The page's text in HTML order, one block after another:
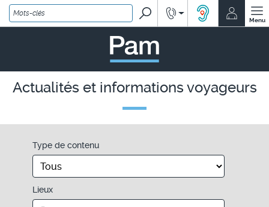
Rechercher
Renseignements
ACCEO,MonMenu
PAM - un service Île-
Actualités et informations voyageurs
Type de contenu
Lieux